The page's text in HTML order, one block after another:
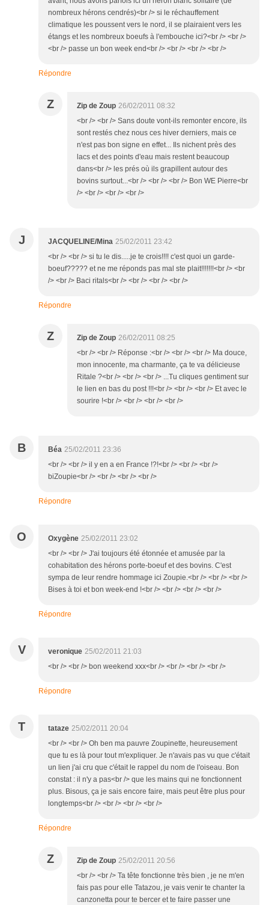
nombreux hérons cendrés)<br /> si le réchauffement
climatique les poussent vers le nord, il se plairaient vers les
étangs et les nombreux boeufs à l'embouche ici?<br /> <br />
<br /> passe un bon week end<br /> <br /> <br /> <br />
Répondre
Z Zip de Zoup 26/02/2011 08:32
<br /> <br /> Sans doute vont-ils remonter encore, ils
sont restés chez nous ces hiver derniers, mais ce
n'est pas bon signe en effet... Ils nichent près des
lacs et des points d'eau mais restent beaucoup
dans<br /> les prés où ils grapillent autour des
bovins surtout...<br /> <br /> <br /> Bon WE Pierre<br
/> <br /> <br /> <br />
J JACQUELINE/Mina 25/02/2011 23:42
<br /> <br /> si tu le dis.....je te crois!!!! c'est quoi un garde-
boeuf????? et ne me réponds pas mal ste plait!!!!!!!<br /> <br
/> <br /> Baci ritals<br /> <br /> <br /> <br />
Répondre
Z Zip de Zoup 26/02/2011 08:25
<br /> <br /> Réponse :<br /> <br /> <br /> Ma douce,
mon innocente, ma charmante, ça te va délicieuse
Ritale ?<br /> <br /> <br /> ...Tu cliques gentiment sur
le lien en bas du post !!!<br /> <br /> <br /> Et avec le
sourire !<br /> <br /> <br /> <br />
B Béa 25/02/2011 23:36
<br /> <br /> il y en a en France !?!<br /> <br /> <br />
biZoupie<br /> <br /> <br /> <br />
Répondre
O Oxygène 25/02/2011 23:02
<br /> <br /> J'ai toujours été étonnée et amusée par la
cohabitation des hérons porte-boeuf et des bovins. C'est
sympa de leur rendre hommage ici Zoupie.<br /> <br /> <br />
Bises à toi et bon week-end !<br /> <br /> <br /> <br />
Répondre
V veronique 25/02/2011 21:03
<br /> <br /> bon weekend xxx<br /> <br /> <br /> <br />
Répondre
T tataze 25/02/2011 20:04
<br /> <br /> Oh ben ma pauvre Zoupinette, heureusement
que tu es là pour tout m'expliquer. Je n'avais pas vu que c'était
un lien j'ai cru que c'était le rappel du nom de l'oiseau. Bon
constat : il n'y a pas<br /> que les mains qui ne fonctionnent
plus. Bisous, ça je sais encore faire, mais peut être plus pour
longtemps<br /> <br /> <br /> <br />
Répondre
Z Zip de Zoup 25/02/2011 20:56
<br /> <br /> Ta tête fonctionne très bien , je ne m'en
fais pas pour elle Tatazou, je vais venir te chanter la
canzonetta pour te bercer et te faire passer une